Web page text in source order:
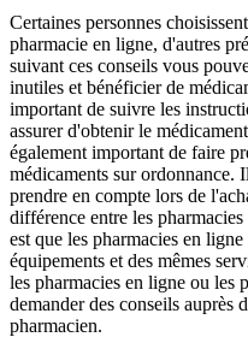
Certaines personnes
pharmacie en ligne, d'autres
suivant ces conseils vous
inutiles et bénéficier de
important de suivre les
assurer d'obtenir le
également important de faire
médicaments sur ordonnance.
prendre en compte lors de
différence entre les
est que les pharmacies en
équipements et des mêmes
les pharmacies en ligne ou les
demander des conseils auprès
pharmacien.